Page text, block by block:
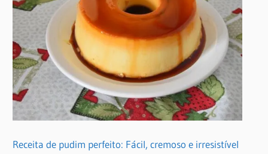
Receita de pudim perfeito: Fácil, cremoso e irresistível